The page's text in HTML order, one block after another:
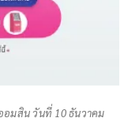
อมสิน วันที่ 10 ธันวาคม